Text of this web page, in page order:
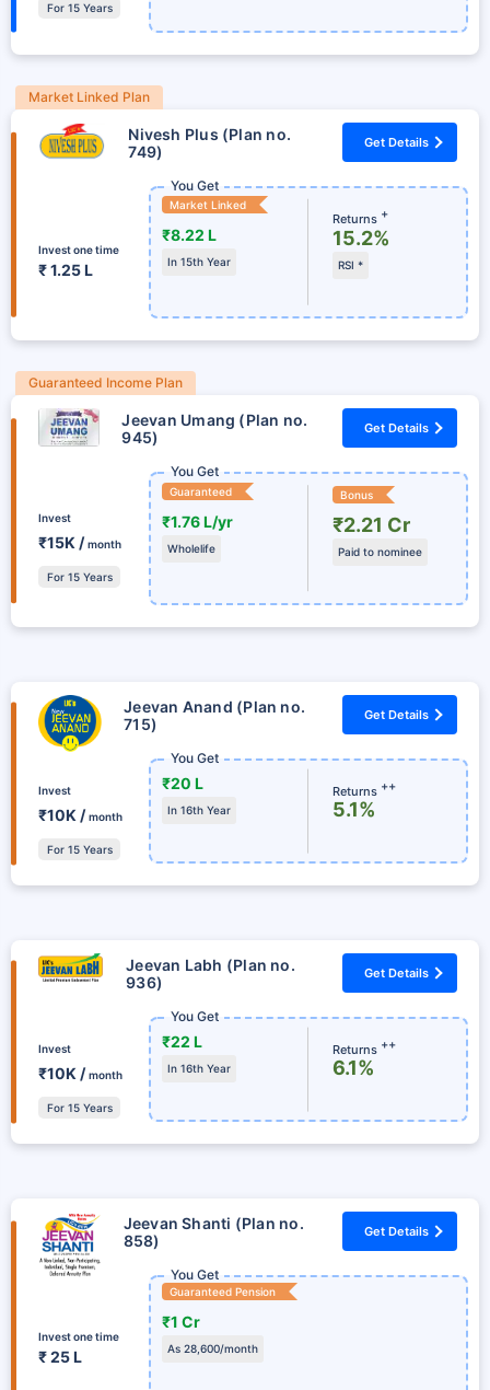
For 15 Years
Market Linked Plan
Nivesh Plus (Plan no.
749)
Get Details
Invest one time
₹ 1.25 L
You Get
Market Linked
₹8.22 L
In 15th Year
Returns +
15.2%
RSI *
Guaranteed Income Plan
Jeevan Umang (Plan no.
945)
Get Details
Invest
₹15K /month
For 15 Years
You Get
Guaranteed
₹1.76 L/yr
Wholelife
Bonus
₹2.21 Cr
Paid to nominee
Jeevan Anand (Plan no.
715)
Get Details
Invest
₹10K /month
For 15 Years
You Get
₹20 L
In 16th Year
Returns ++
5.1%
Jeevan Labh (Plan no.
936)
Get Details
Invest
₹10K /month
For 15 Years
You Get
₹22 L
In 16th Year
Returns ++
6.1%
Jeevan Shanti (Plan no.
858)
Get Details
Invest one time
₹ 25 L
You Get
Guaranteed Pension
₹1 Cr
As 28,600/month